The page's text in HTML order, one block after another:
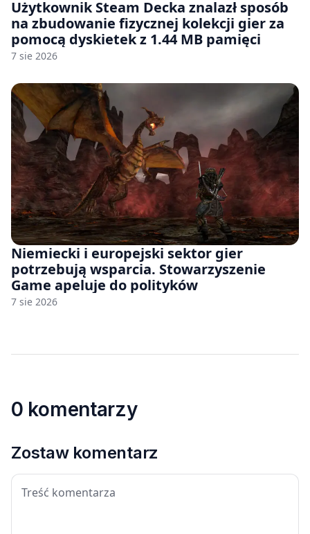
Użytkownik Steam Decka znalazł sposób
na zbudowanie fizycznej kolekcji gier za
pomocą dyskietek z 1.44 MB pamięci
7 sie 2026
Niemiecki i europejski sektor gier
potrzebują wsparcia. Stowarzyszenie
Game apeluje do polityków
7 sie 2026
0 komentarzy
Zostaw komentarz